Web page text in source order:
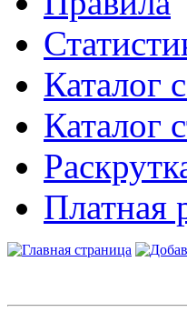
Каталог
Каталог
Платная